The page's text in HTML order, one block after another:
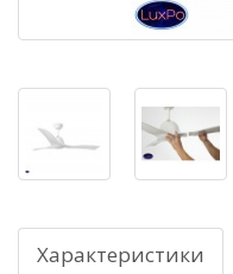
Характеристики